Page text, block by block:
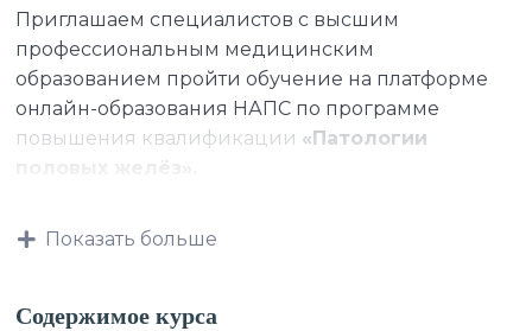
Приглашаем специалистов с высшим
профессиональным медицинским
образованием пройти обучение на платформе
онлайн-образования НАПС по программе
повышения квалификации «Патологии
Показать больше
Содержимое курса